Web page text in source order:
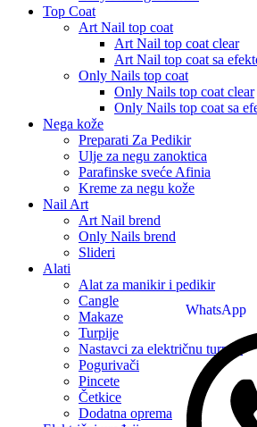
Top Coat
Art Nail top coat
Art Nail top coat clear
Art Nail top coat sa
Only Nails top coat
Only Nails top coat clear
Only Nails top coat sa
Nega kože
Preparati Za Pedikir
Ulje za negu zanoktica
Parafinske sveće Afinia
Kreme za negu kože
Nail Art
Art Nail brend
Only Nails brend
Slideri
Alati
Alat za manikir i pedikir
Cangle
Makaze
Turpije
Nastavci za električnu turpiju
Pogurivači
Pincete
Četkice
Dodatna oprema
WhatsApp